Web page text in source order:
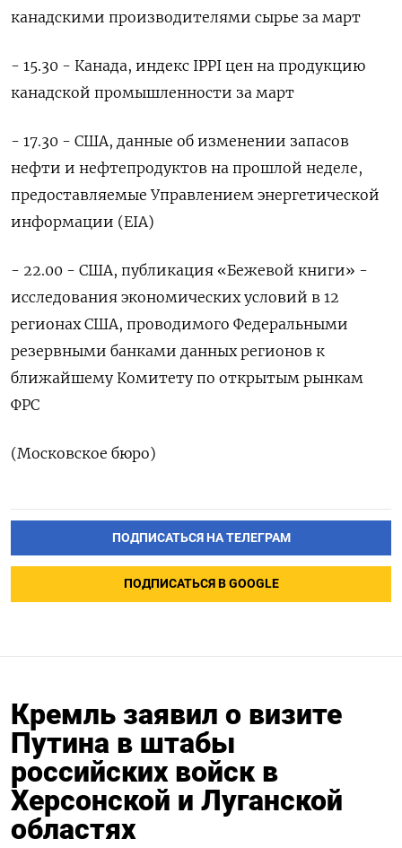
канадскими производителями сырье за март
- 15.30 - Канада, индекс IPPI цен на продукцию
канадской промышленности за март
- 17.30 - США, данные об изменении запасов
нефти и нефтепродуктов на прошлой неделе,
предоставляемые Управлением энергетической
информации (EIA)
- 22.00 - США, публикация «Бежевой книги» -
исследования экономических условий в 12
регионах США, проводимого Федеральными
резервными банками данных регионов к
ближайшему Комитету по открытым рынкам
ФРС
(Московское бюро)
ПОДПИСАТЬСЯ НА ТЕЛЕГРАМ
ПОДПИСАТЬСЯ В GOOGLE
Кремль заявил о визите
Путина в штабы
российских войск в
Херсонской и Луганской
областях